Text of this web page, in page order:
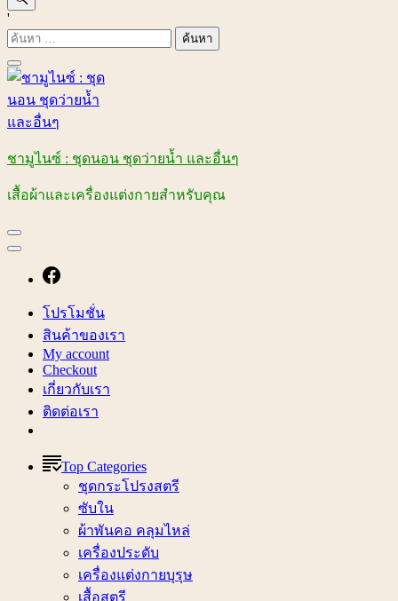
'
ค้นหา
สำหรับ:
ชามูไนซ์ : ชุดนอน ชุดว่ายน้ำ และอื่นๆ
เสื้อผ้าและเครื่องแต่งกายสำหรับคุณ
โปรโมชั่น
สินค้าของเรา
My account
Checkout
เกี่ยวกับเรา
ติดต่อเรา
Top Categories
ชุดกระโปรงสตรี
ซับใน
ผ้าพันคอ คลุมไหล่
เครื่องประดับ
เครื่องแต่งกายบุรุษ
เสื้อสตรี